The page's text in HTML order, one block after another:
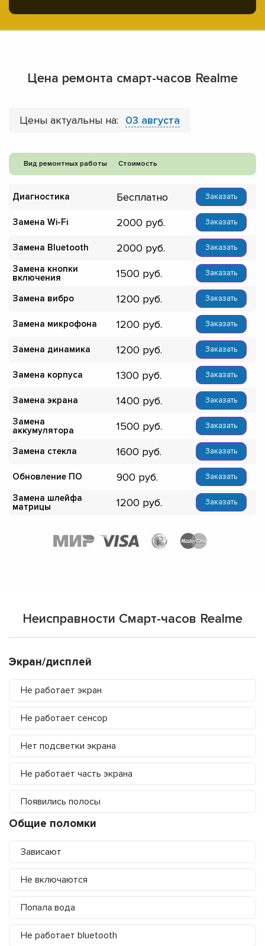
Цена ремонта смарт-часов Realme
Цены актуальны на: 03 августа
Вид ремонтных работы Стоимость
Диагностика Бесплатно Заказать
Замена Wi-Fi 2000 Заказать
Замена Bluetooth 2000 Заказать
Замена кнопки
включения
1500 Заказать
Замена вибро 1200 Заказать
Замена микрофона 1200 Заказать
Замена динамика 1200 Заказать
Замена корпуса 1300 Заказать
Замена экрана 1400 Заказать
Замена
аккумулятора
1500 Заказать
Замена стекла 1600 Заказать
Обновление ПО 900 Заказать
Замена шлейфа
матрицы
1200 Заказать
Неисправности Смарт-часов Realme
Экран/дисплей
Не работает экран
Не работает сенсор
Нет подсветки экрана
Не работает часть экрана
Появились полосы
Общие поломки
Зависают
Не включаются
Попала вода
Не работает bluetooth